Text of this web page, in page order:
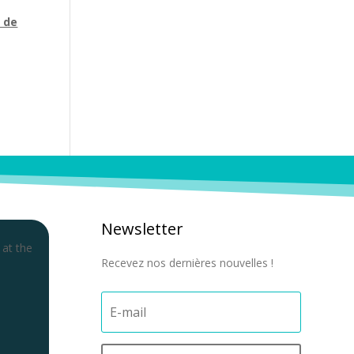
the
Newsletter
Recevez nos dernières nouvelles !